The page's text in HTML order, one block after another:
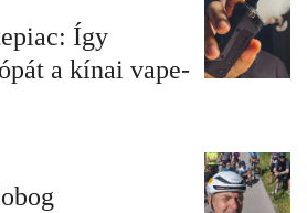
Így
a kínai vape-